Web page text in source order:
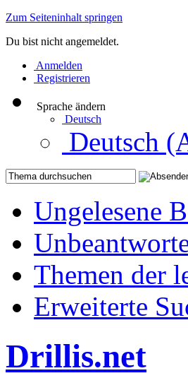
Zum Seiteninhalt springen
Du bist nicht angemeldet.
Anmelden
Registrieren
Sprache ändern
Deutsch
Deutsch
Ungelesene
Themen der
Erweiterte
Drillis.net